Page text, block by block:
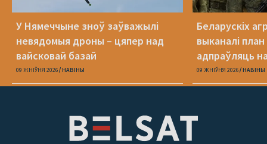
У Нямеччыне зноў заўважылі
невядомыя дроны – цяпер над
вайсковай базай
09 ЖНІЎНЯ 2026 НАВІНЫ
Беларускіх
выканалі
адпраўляць
09 ЖНІЎНЯ 2026 НАВІНЫ